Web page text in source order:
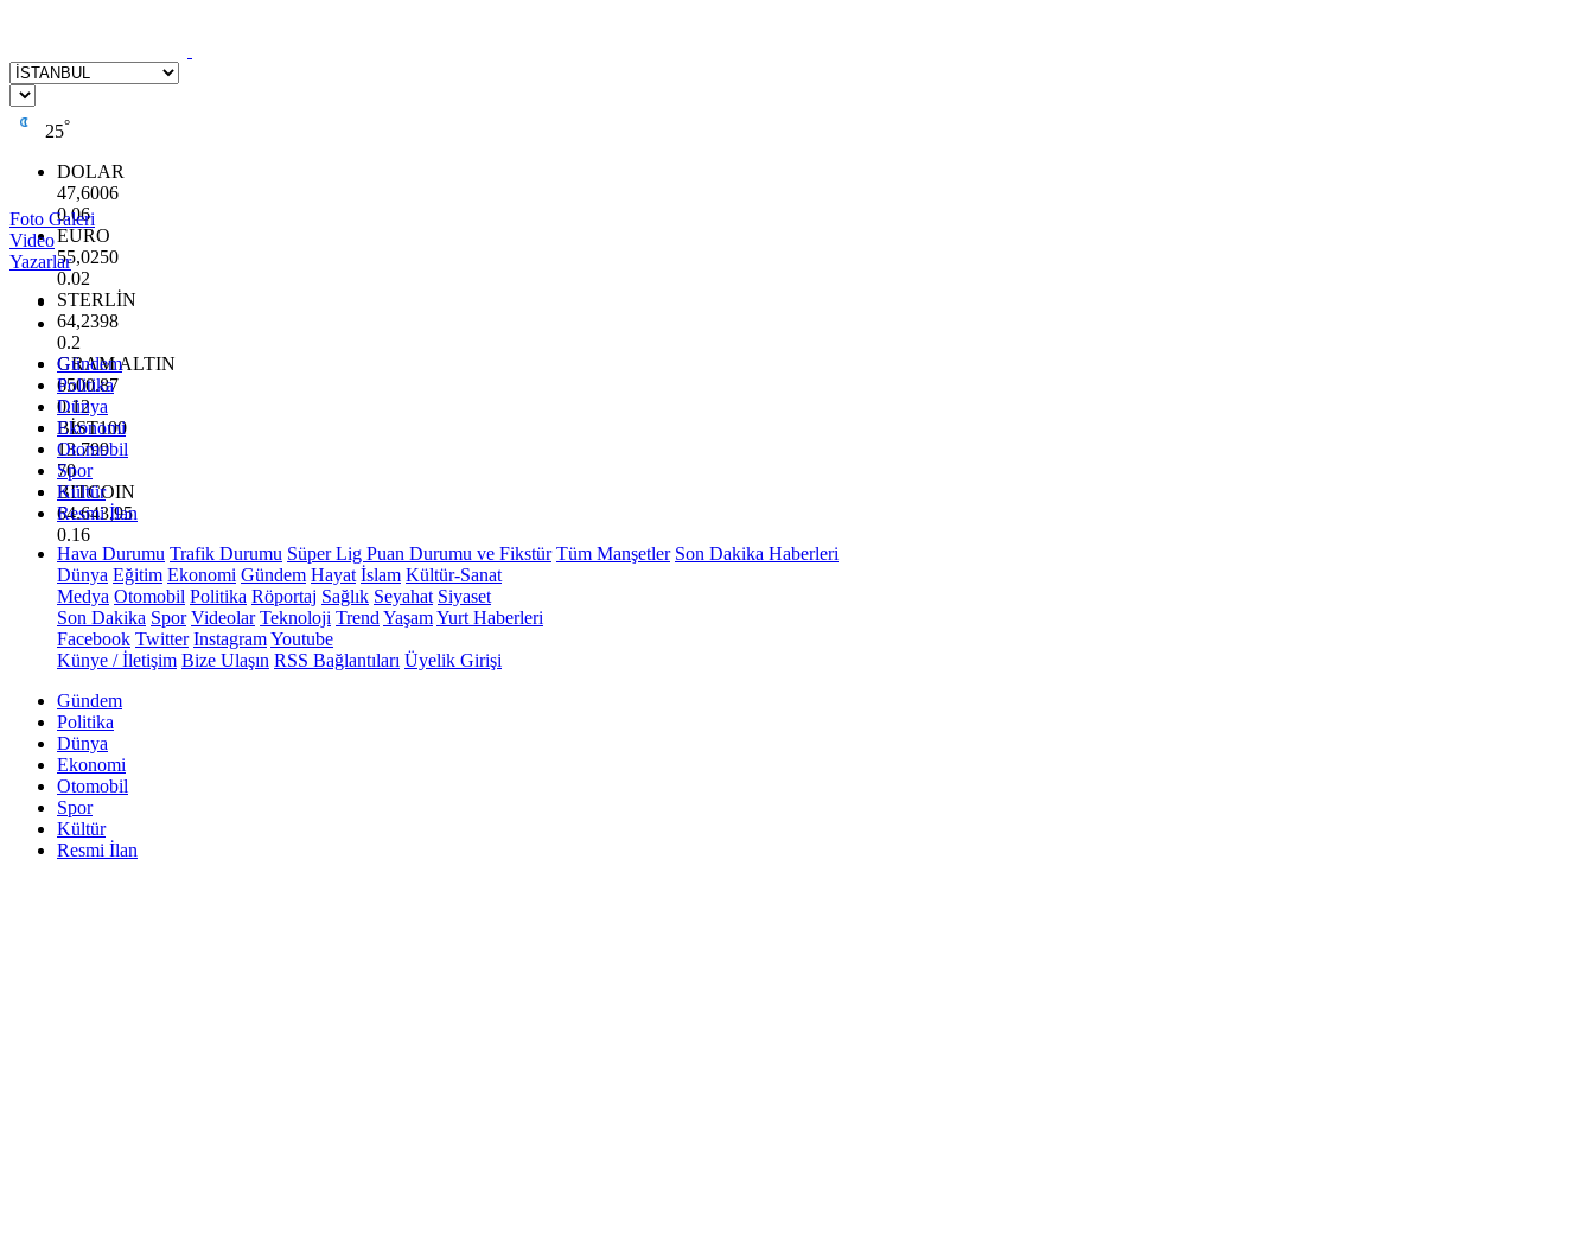
25°
DOLAR
47,6006
0.06
EURO
55,0250
0.02
STERLİN
64,2398
0.2
GRAM ALTIN
6500.87
0.12
BİST100
13.799
70
BITCOIN
64.643,95
0.16
Foto Galeri
Video
Yazarlar
Gündem
Politika
Dünya
Ekonomi
Otomobil
Spor
Kültür
Resmi İlan
Hava Durumu Trafik Durumu Süper Lig Puan Durumu ve Fikstür Tüm Manşetler Son Dakika Haberleri
Dünya Eğitim Ekonomi Gündem Hayat İslam Kültür-Sanat
Medya Otomobil Politika Röportaj Sağlık Seyahat Siyaset
Son Dakika Spor Videolar Teknoloji Trend YaşamYurt Haberleri
Facebook Twitter InstagramYoutube
Künye / İletişim Bize Ulaşın RSS Bağlantıları Üyelik Girişi
Gündem
Politika
Dünya
Ekonomi
Otomobil
Spor
Kültür
Resmi İlan